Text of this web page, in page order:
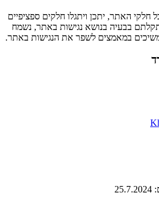
חלקי האתר, יתכן ויתגלו חלקים ספציפיים
בבעיה בנושא נגישות באתר, נשמח
במאמצים לשפר את הנגישות באתר.